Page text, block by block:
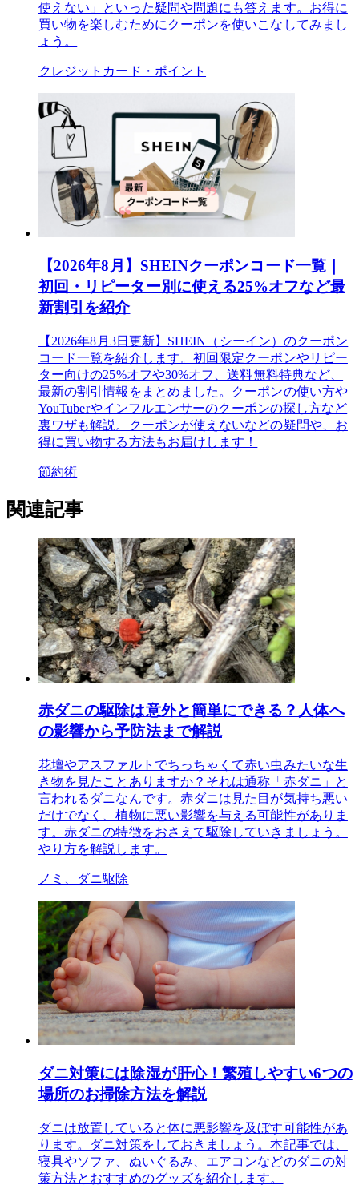
使えない」といった疑問や問題にも答えます。お得に
買い物を楽しむためにクーポンを使いこなしてみまし
ょう。
クレジットカード・ポイント
【2026年8月】SHEINクーポンコード一覧｜
初回・リピーター別に使える25%オフなど最
新割引を紹介
【2026年8月3日更新】SHEIN（シーイン）のクーポン
コード一覧を紹介します。初回限定クーポンやリピー
ター向けの25%オフや30%オフ、送料無料特典など、
最新の割引情報をまとめました。クーポンの使い方や
YouTuberやインフルエンサーのクーポンの探し方など
裏ワザも解説。クーポンが使えないなどの疑問や、お
得に買い物する方法もお届けします！
節約術
関連記事
赤ダニの駆除は意外と簡単にできる？人体へ
の影響から予防法まで解説
花壇やアスファルトでちっちゃくて赤い虫みたいな生
き物を見たことありますか？それは通称「赤ダニ」と
言われるダニなんです。赤ダニは見た目が気持ち悪い
だけでなく、植物に悪い影響を与える可能性がありま
す。赤ダニの特徴をおさえて駆除していきましょう。
やり方を解説します。
ノミ、ダニ駆除
ダニ対策には除湿が肝心！繁殖しやすい6つの
場所のお掃除方法を解説
ダニは放置していると体に悪影響を及ぼす可能性があ
ります。ダニ対策をしておきましょう。本記事では、
寝具やソファ、ぬいぐるみ、エアコンなどのダニの対
策方法とおすすめのグッズを紹介します。